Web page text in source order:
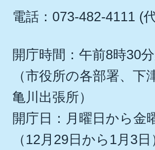
電話：073-482-4111 (
開庁時間：午前8時30
（市役所の各部署、
亀川出張所）
開庁日：月曜日から金
（12月29日から1月3